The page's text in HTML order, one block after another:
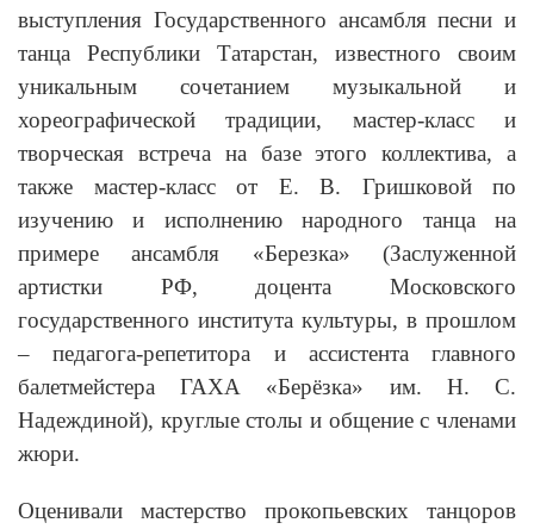
выступления Государственного ансамбля песни и
танца Республики Татарстан, известного своим
уникальным сочетанием музыкальной и
хореографической традиции, мастер-класс и
творческая встреча на базе этого коллектива, а
также мастер-класс от Е. В. Гришковой по
изучению и исполнению народного танца на
примере ансамбля «Березка» (Заслуженной
артистки РФ, доцента Московского
государственного института культуры, в прошлом
– педагога-репетитора и ассистента главного
балетмейстера ГАХА «Берёзка» им. Н. С.
Надеждиной), круглые столы и общение с членами
жюри.
Оценивали мастерство прокопьевских танцоров